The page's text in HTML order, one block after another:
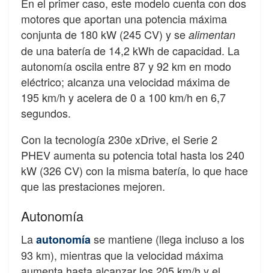
motores que aportan una potencia máxima
conjunta de 180 kW (245 CV) y se alimentan
de una batería de 14,2 kWh de capacidad. La
autonomía oscila entre 87 y 92 km en modo
eléctrico; alcanza una velocidad máxima de
195 km/h y acelera de 0 a 100 km/h en 6,7
segundos.
Con la tecnología 230e xDrive, el Serie 2
PHEV aumenta su potencia total hasta los 240
kW (326 CV) con la misma batería, lo que hace
que las prestaciones mejoren.
Autonomía
Laautonomíase mantiene (llega incluso a los
93 km), mientras que la velocidad máxima